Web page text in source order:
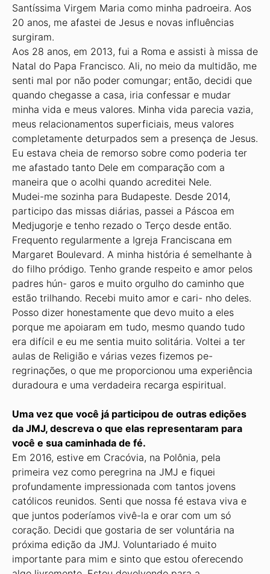
Santíssima Virgem Maria como minha padroeira. Aos
20 anos, me afastei de Jesus e novas influências
surgiram.
Aos 28 anos, em 2013, fui a Roma e assisti à missa de
Natal do Papa Francisco. Ali, no meio da multidão, me
senti mal por não poder comungar; então, decidi que
quando chegasse a casa, iria confessar e mudar
minha vida e meus valores. Minha vida parecia vazia,
meus relacionamentos superficiais, meus valores
completamente deturpados sem a presença de Jesus.
Eu estava cheia de remorso sobre como poderia ter
me afastado tanto Dele em comparação com a
maneira que o acolhi quando acreditei Nele.
Mudei-me sozinha para Budapeste. Desde 2014,
participo das missas diárias, passei a Páscoa em
Medjugorje e tenho rezado o Terço desde então.
Frequento regularmente a Igreja Franciscana em
Margaret Boulevard. A minha história é semelhante à
do filho pródigo. Tenho grande respeito e amor pelos
padres hún- garos e muito orgulho do caminho que
estão trilhando. Recebi muito amor e cari- nho deles.
Posso dizer honestamente que devo muito a eles
porque me apoiaram em tudo, mesmo quando tudo
era difícil e eu me sentia muito solitária. Voltei a ter
aulas de Religião e várias vezes fizemos pe-
regrinações, o que me proporcionou uma experiência
duradoura e uma verdadeira recarga espiritual.
Uma vez que você já participou de outras edições
da JMJ, descreva o que elas representaram para
você e sua caminhada de fé.
Em 2016, estive em Cracóvia, na Polônia, pela
primeira vez como peregrina na JMJ e fiquei
profundamente impressionada com tantos jovens
católicos reunidos. Senti que nossa fé estava viva e
que juntos poderíamos vivê-la e orar com um só
coração. Decidi que gostaria de ser voluntária na
próxima edição da JMJ. Voluntariado é muito
importante para mim e sinto que estou oferecendo